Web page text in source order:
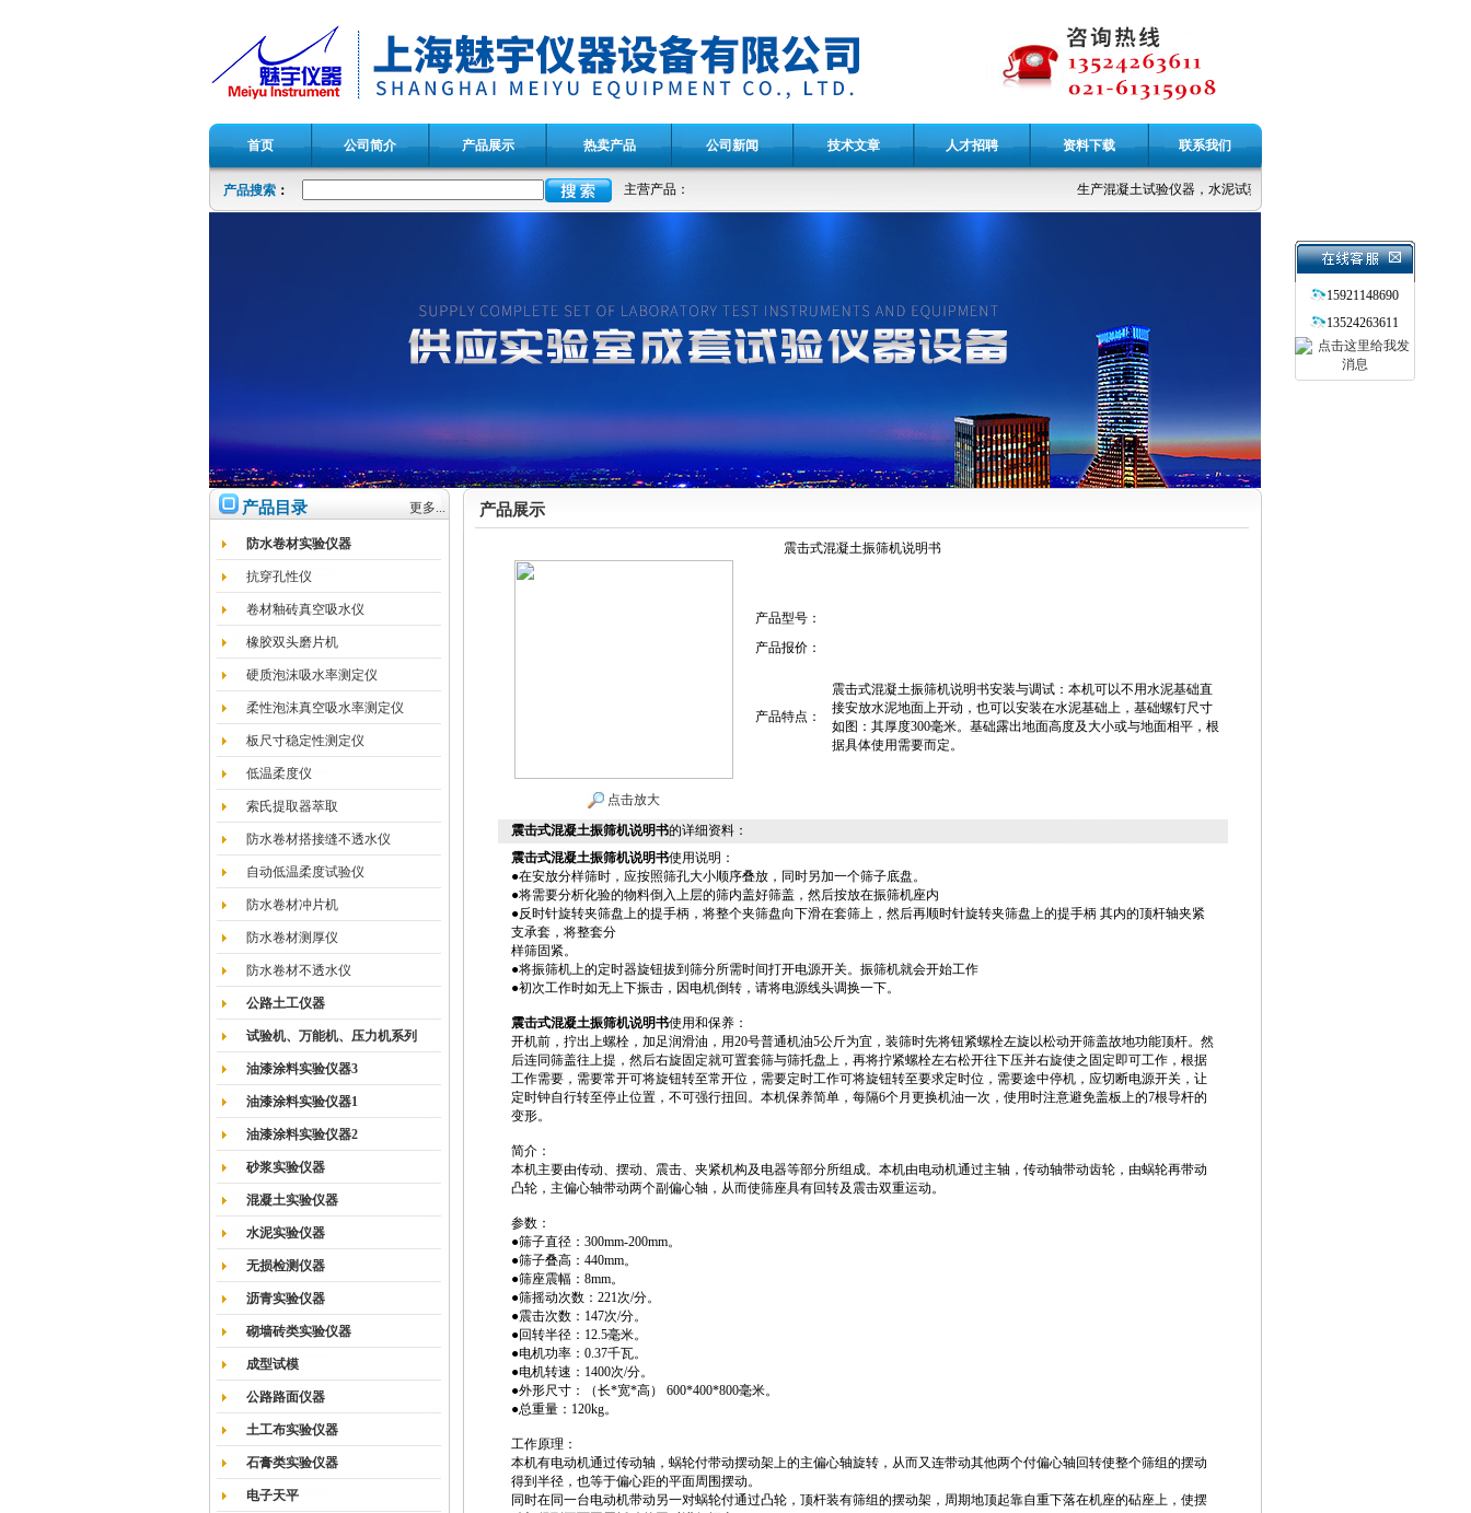
首页 公司简介 产品展示 热卖产品 公司新闻 技术文章 人才招聘 资料下载 联系我们
产品搜索： 主营产品： 生产混凝土试验仪器，水泥试验仪器，公路土工仪器，无损检测仪
15921148690
13524263611
产品目录 更多...
防水卷材实验仪器
抗穿孔性仪
卷材釉砖真空吸水仪
橡胶双头磨片机
硬质泡沫吸水率测定仪
柔性泡沫真空吸水率测定仪
板尺寸稳定性测定仪
低温柔度仪
索氏提取器萃取
防水卷材搭接缝不透水仪
自动低温柔度试验仪
防水卷材冲片机
防水卷材测厚仪
防水卷材不透水仪
公路土工仪器
试验机、万能机、压力机系列
油漆涂料实验仪器3
油漆涂料实验仪器1
油漆涂料实验仪器2
砂浆实验仪器
混凝土实验仪器
水泥实验仪器
无损检测仪器
沥青实验仪器
砌墙砖类实验仪器
成型试模
公路路面仪器
土工布实验仪器
石膏类实验仪器
电子天平
产品展示
震击式混凝土振筛机说明书
点击放大
产品型号：
产品报价：
产品特点：
震击式混凝土振筛机说明书安装与调试：本机可以不用水泥基础直
接安放水泥地面上开动，也可以安装在水泥基础上，基础螺钉尺寸
如图：其厚度300毫米。基础露出地面高度及大小或与地面相平，根
据具体使用需要而定。
震击式混凝土振筛机说明书的详细资料：
震击式混凝土振筛机说明书使用说明：
●在安放分样筛时，应按照筛孔大小顺序叠放，同时另加一个筛子底盘。
●将需要分析化验的物料倒入上层的筛内盖好筛盖，然后按放在振筛机座内
●反时针旋转夹筛盘上的提手柄，将整个夹筛盘向下滑在套筛上，然后再顺时针旋转夹筛盘上的提手柄 其内的顶杆轴夹紧
支承套，将整套分
样筛固紧。
●将振筛机上的定时器旋钮拔到筛分所需时间打开电源开关。振筛机就会开始工作
●初次工作时如无上下振击，因电机倒转，请将电源线头调换一下。
震击式混凝土振筛机说明书使用和保养：
开机前，拧出上螺栓，加足润滑油，用20号普通机油5公斤为宜，装筛时先将钮紧螺栓左旋以松动开筛盖故地功能顶杆。然
后连同筛盖往上提，然后右旋固定就可置套筛与筛托盘上，再将拧紧螺栓左右松开往下压并右旋使之固定即可工作，根据
工作需要，需要常开可将旋钮转至常开位，需要定时工作可将旋钮转至要求定时位，需要途中停机，应切断电源开关，让
定时钟自行转至停止位置，不可强行扭回。本机保养简单，每隔6个月更换机油一次，使用时注意避免盖板上的7根导杆的
变形。
简介：
本机主要由传动、摆动、震击、夹紧机构及电器等部分所组成。本机由电动机通过主轴，传动轴带动齿轮，由蜗轮再带动
凸轮，主偏心轴带动两个副偏心轴，从而使筛座具有回转及震击双重运动。
参数：
●筛子直径：300mm-200mm。
●筛子叠高：440mm。
●筛座震幅：8mm。
●筛摇动次数：221次/分。
●震击次数：147次/分。
●回转半径：12.5毫米。
●电机功率：0.37千瓦。
●电机转速：1400次/分。
●外形尺寸：（长*宽*高） 600*400*800毫米。
●总重量：120kg。
工作原理：
本机有电动机通过传动轴，蜗轮付带动摆动架上的主偏心轴旋转，从而又连带动其他两个付偏心轴回转使整个筛组的摆动
得到半径，也等于偏心距的平面周围摆动。
同时在同一台电动机带动另一对蜗轮付通过凸轮，顶杆装有筛组的摆动架，周期地顶起靠自重下落在机座的砧座上，使摆